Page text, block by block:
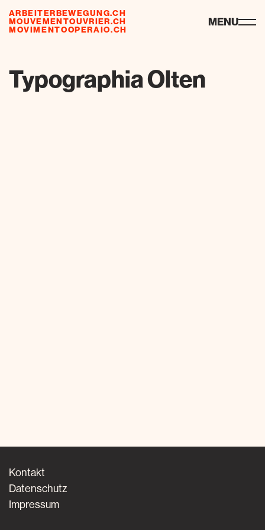
ARBEITERBEWEGUNG.CH
MOUVEMENTOUVRIER.CH
MOVIMENTOOPERAIO.CH
ressourcen MENU
Typographia Olten
Kontakt
Datenschutz
Impressum